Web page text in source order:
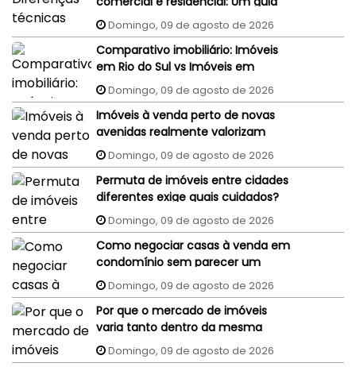
completo
Domingo, 09 de agosto de 2026
Comparativo imobiliário: Imóveis
em Rio do Sul vs Imóveis em
Florianópolis (interior x capital)
Domingo, 09 de agosto de 2026
Imóveis à venda perto de novas
avenidas realmente valorizam
mais?Domingo, 09 de agosto de 2026
Permuta de imóveis entre cidades
diferentes exige quais cuidados?
Domingo, 09 de agosto de 2026
Como negociar casas à venda em
condomínio sem parecer um
comprador despreparado?
Domingo, 09 de agosto de 2026
Por que o mercado de imóveis
varia tanto dentro da mesma
cidade?
Domingo, 09 de agosto de 2026